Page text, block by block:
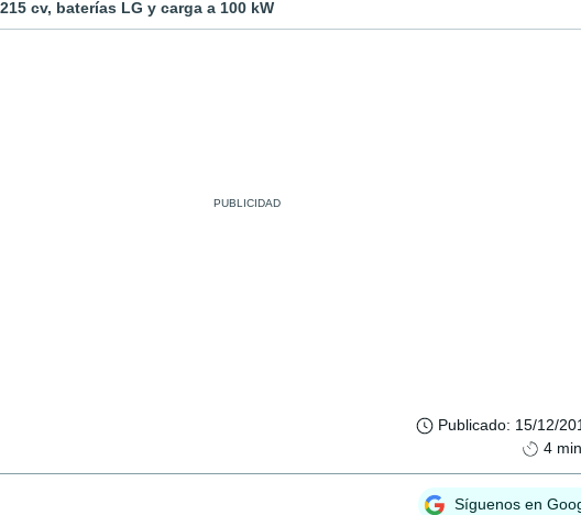
cv, baterías LG y carga a 100 kW
Publicado: 15/12/
4
Síguenos en